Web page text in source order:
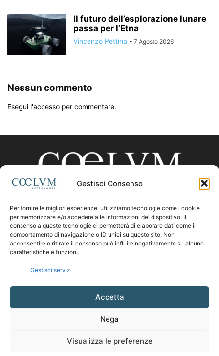
Gestisci Consenso
Per fornire le migliori esperienze, utilizziamo tecnologie come i cookie
per memorizzare e/o accedere alle informazioni del dispositivo. Il
consenso a queste tecnologie ci permetterà di elaborare dati come il
comportamento di navigazione o ID unici su questo sito. Non
acconsentire o ritirare il consenso può influire negativamente su alcune
caratteristiche e funzioni.
Gestisci servizi
Accetta
Nega
Visualizza le preferenze
Il futuro dell’esplorazione lunare
passa per l’Etna
Vincenzo Pettina - 7 Agosto 2026
Nessun commento
Esegui l'accesso per commentare.
CHI SIAMO
Contattaci:coelumastro@coelum.com